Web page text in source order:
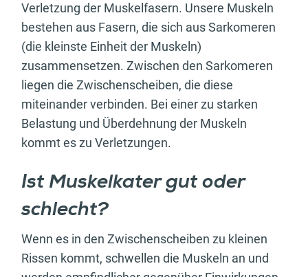
Verletzung der Muskelfasern. Unsere Muskeln
bestehen aus Fasern, die sich aus Sarkomeren
(die kleinste Einheit der Muskeln)
zusammensetzen. Zwischen den Sarkomeren
liegen die Zwischenscheiben, die diese
miteinander verbinden. Bei einer zu starken
Belastung und Überdehnung der Muskeln
kommt es zu Verletzungen.
Ist Muskelkater gut oder
schlecht?
Wenn es in den Zwischenscheiben zu kleinen
Rissen kommt, schwellen die Muskeln an und